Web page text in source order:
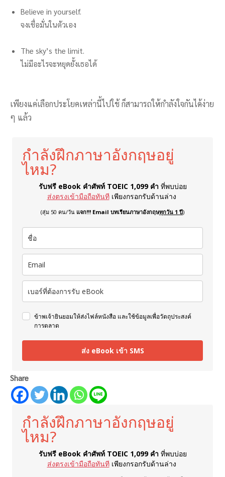
Believe in yourself.
จงเชื่อมั่นในตัวเอง
The sky’s the limit.
ไม่มีอะไรจะหยุดยั้งเธอได้
เพียงแค่เลือกประโยคเหล่านี้ไปใช้ ก็สามารถให้กำลังใจกันได้ง่าย
ๆ แล้ว
กำลังฝึกภาษาอังกฤษอยู่
ไหม?
รับฟรี eBook คำศัพท์ TOEIC 1,099 คำ ที่พบบ่อย
ส่งตรงเข้ามือถือทันที เพียงกรอกรับด้านล่าง
(สุ่ม 50 คน/วัน แจก!!! Email บทเรียนภาษาอังกฤษทุกวัน 1 ปี)
ข้าพเจ้ายินยอมให้ส่งไฟล์หนังสือ และใช้ข้อมูลเพื่อวัตถุประสงค์
การตลาด
ส่ง eBook เข้า SMS
Share
กำลังฝึกภาษาอังกฤษอยู่
ไหม?
รับฟรี eBook คำศัพท์ TOEIC 1,099 คำ ที่พบบ่อย
ส่งตรงเข้ามือถือทันที เพียงกรอกรับด้านล่าง